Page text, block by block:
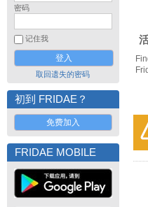
密码
记住我
取回遗失的密码
初到 FRIDAE？
免费加入
FRIDAE MOBILE